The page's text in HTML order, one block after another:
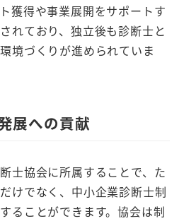
獲得や事業展開をサポートす
れており、独立後も診断士と
境づくりが進められていま
展への貢献
士協会に所属することで、た
けでなく、中小企業診断士制
ることができます。協会は制